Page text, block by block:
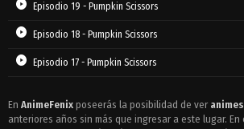
Episodio 19 - Pumpkin Scissors
Episodio 18 - Pumpkin Scissors
Episodio 17 - Pumpkin Scissors
Episodio 15 - Pumpkin Scissors
En AnimeFenix poseerás la posibilidad de ver
anteriores años sin más que ingresar a este lugar. En